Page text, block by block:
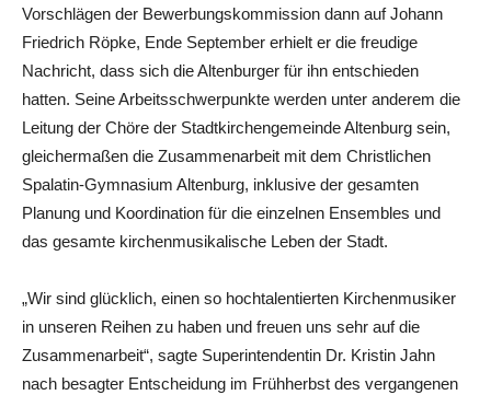
Vorschlägen der Bewerbungskommission dann auf Johann
Friedrich Röpke, Ende September erhielt er die freudige
Nachricht, dass sich die Altenburger für ihn entschieden
hatten. Seine Arbeitsschwerpunkte werden unter anderem die
Leitung der Chöre der Stadtkirchengemeinde Altenburg sein,
gleichermaßen die Zusammenarbeit mit dem Christlichen
Spalatin-Gymnasium Altenburg, inklusive der gesamten
Planung und Koordination für die einzelnen Ensembles und
das gesamte kirchenmusikalische Leben der Stadt.
„Wir sind glücklich, einen so hochtalentierten Kirchenmusiker
in unseren Reihen zu haben und freuen uns sehr auf die
Zusammenarbeit“, sagte Superintendentin Dr. Kristin Jahn
nach besagter Entscheidung im Frühherbst des vergangenen